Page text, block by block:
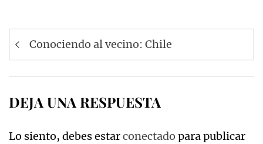
Navegación
de
Conociendo al vecino: Chile
DEJA UNA RESPUESTA
Lo siento, debes estarconectado para publicar